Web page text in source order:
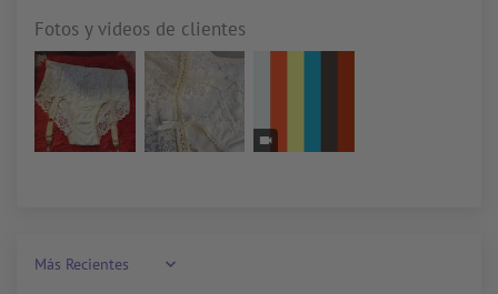
Fotos y videos de clientes
Sort by